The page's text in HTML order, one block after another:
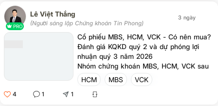
Quán vẫn tốt. Chỉ là mảnh đất ấy bán một lần rồi thôi. Quý 1,
Hòa Phát lãi 9,056 tỷ đồng, mức cao nhất kể từ quý
PRO
Lê Việt Thắng
(Người sáng lập Chứng khoán Tín Phong)
3 ngày
Cổ phiếu MBS, HCM, VCK - Có nên mua?
Đánh giá KQKD quý 2 và dự phóng lợi
nhuận quý 3 năm 2026
Nhóm chứng khoán MBS, HCM, VCK sau
quý 2/2026 ghi nhận lợi nhuận phân hóa
trước thách thức từ thị trường. Bài viết
phân tích kết quả kinh doanh, dự báo lợi
HCM MBS VCK
4 1 1